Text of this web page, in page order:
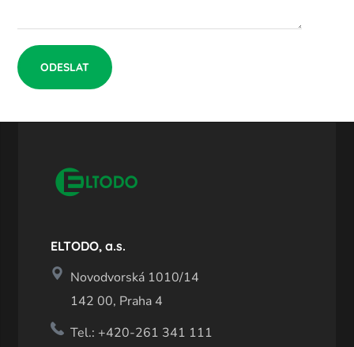
ELTODO, a.s.
Novodvorská 1010/14
142 00, Praha 4
Tel.: +420-261 341 111